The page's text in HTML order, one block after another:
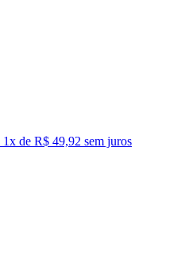
1x de R$ 49,92 sem juros